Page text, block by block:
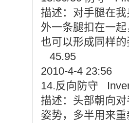
描述：对手腿在
外一条腿扣在一
也可以形成同样
45.95
2010-4-4 23:56
14.反向防守
描述：头部朝向
姿势，多半用来